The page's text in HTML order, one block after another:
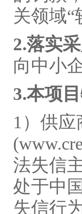
关领域“
2.落实
向中小
3.本项
1 ）供
法失信
处于中
失信行